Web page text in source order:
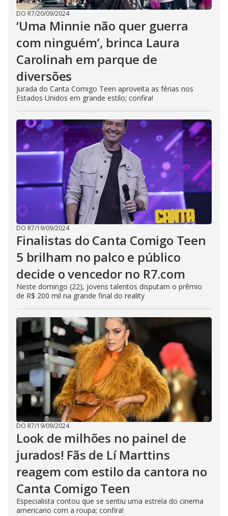
DO R7/20/09/2024
‘Uma Minnie não quer guerra
com ninguém’, brinca Laura
Carolinah em parque de
diversões
Jurada do Canta Comigo Teen aproveita as férias nos
Estados Unidos em grande estilo; confira!
DO R7/19/09/2024
Finalistas do Canta Comigo Teen
5 brilham no palco e público
decide o vencedor no R7.com
Neste domingo (22), jovens talentos disputam o prêmio
de R$ 200 mil na grande final do reality
DO R7/19/09/2024
Look de milhões no painel de
jurados! Fãs de Lí Marttins
reagem com estilo da cantora no
Canta Comigo Teen
Especialista contou que se sentiu uma estrela do cinema
americano com a roupa; confira!